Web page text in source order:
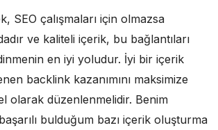
SEO çalışmaları için olmazsa
ve kaliteli içerik, bu bağlantıları
en iyi yoludur. İyi bir içerik
backlink kazanımını maksimize
olarak düzenlenmelidir. Benim
bulduğum bazı içerik oluşturma